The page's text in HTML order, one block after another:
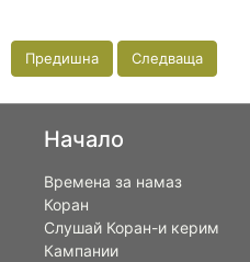
Предишна Следваща
Начало
Времена за намаз
Коран
Слушай Коран-и керим
Кампании